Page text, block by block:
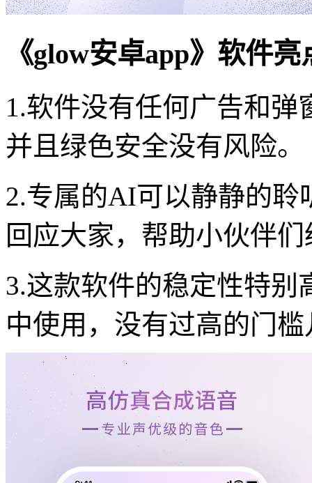
《glow安卓app》软件亮
1.软件没有任何广告和
并且绿色安全没有风险。
2.专属的AI可以静静的聆
回应大家，帮助小伙伴
3.这款软件的稳定性特
中使用，没有过高的门槛